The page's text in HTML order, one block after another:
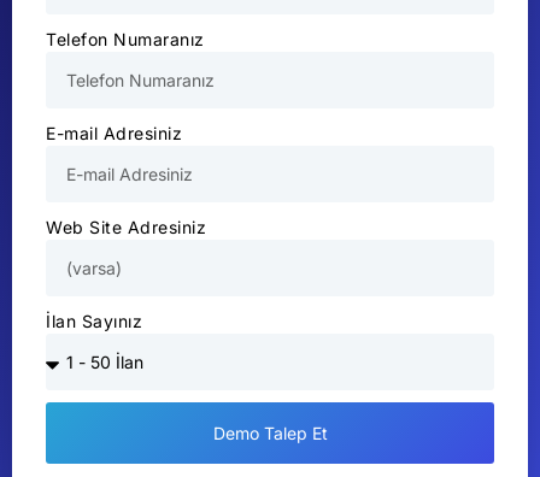
Telefon Numaranız
E-mail Adresiniz
Web Site Adresiniz
İlan Sayınız
Demo Talep Et